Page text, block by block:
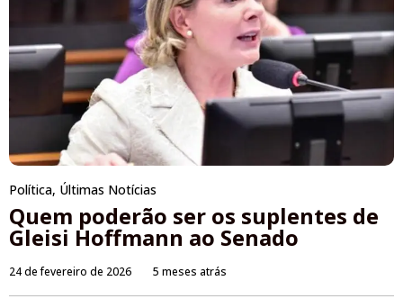
Política, Últimas Notícias
Quem poderão ser os suplentes de
Gleisi Hoffmann ao Senado
24 de fevereiro de 2026 5 meses atrás